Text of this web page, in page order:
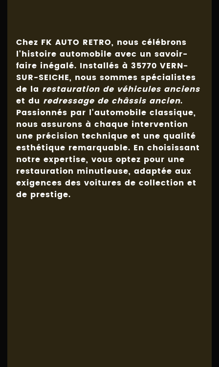
Chez FK AUTO RETRO, nous célébrons
l'histoire automobile avec un savoir-
faire inégalé. Installés à 35770 VERN-
SUR-SEICHE, nous sommes spécialistes
de la restauration de véhicules anciens
et du redressage de châssis ancien.
Passionnés par l'automobile classique,
nous assurons à chaque intervention
une précision technique et une qualité
esthétique remarquable. En choisissant
notre expertise, vous optez pour une
restauration minutieuse, adaptée aux
exigences des voitures de collection et
de prestige.